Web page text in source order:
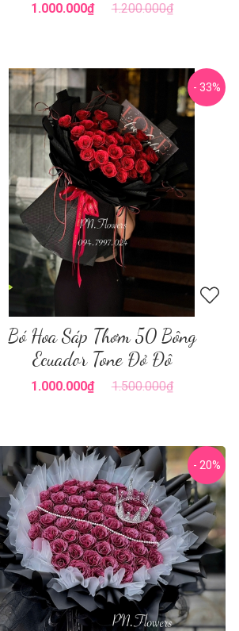
1.000.000₫ 1.200.000₫
- 33%
Bó Hoa Sáp Thơm 50 Bông
Ecuador Tone Đỏ Đô
1.000.000₫ 1.500.000₫
- 20%